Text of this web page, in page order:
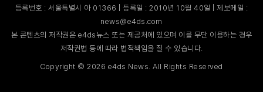
등록번호 : 서울특별시 아 01366 | 등록일 : 2010년 10월 40일 | 제보메일 :
news@e4ds.com
본 콘텐츠의 저작권은 e4ds뉴스 또는 제공처에 있으며 이를 무단 이용하는 경우
저작권법 등에 따라 법적책임을 질 수 있습니다.
Copyright ©2026 e4ds News. All Rights Reserved